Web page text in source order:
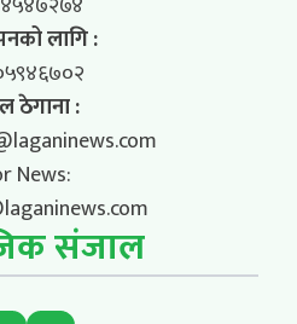
लागि :
ठेगाना :
News:
संजाल